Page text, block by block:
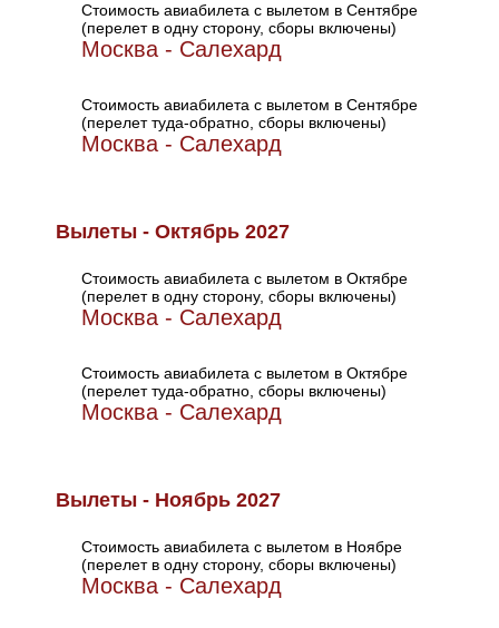
Стоимость авиабилета с вылетом в Сентябре
(перелет в одну сторону, сборы включены)
Москва - Салехард
Стоимость авиабилета с вылетом в Сентябре
(перелет туда-обратно, сборы включены)
Москва - Салехард
Вылеты - Октябрь 2027
Стоимость авиабилета с вылетом в Октябре
(перелет в одну сторону, сборы включены)
Москва - Салехард
Стоимость авиабилета с вылетом в Октябре
(перелет туда-обратно, сборы включены)
Москва - Салехард
Вылеты - Ноябрь 2027
Стоимость авиабилета с вылетом в Ноябре
(перелет в одну сторону, сборы включены)
Москва - Салехард